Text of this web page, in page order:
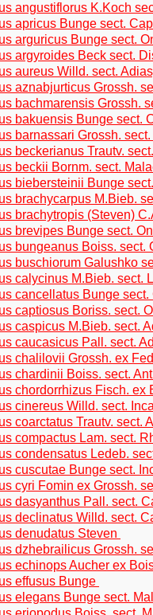
angustiflorus K.Koch
apricus Bunge sect.
arguricus Bunge sect.
argyroides Beck sect.
aureus Willd. sect.
aznabjurticus Grossh.
bachmarensis Grossh.
bakuensis Bunge sect.
barnassari Grossh.
beckerianus Trautv.
beckii Bornm. sect.
biebersteinii Bunge
brachycarpus M.Bieb.
brachytropis (Steven)
brevipes Bunge sect.
bungeanus Boiss. sect.
buschiorum Galushko
calycinus M.Bieb. sect.
cancellatus Bunge
captiosus Boriss. sect.
caspicus M.Bieb. sect.
caucasicus Pall. sect.
chalilovii Grossh. ex
chardinii Boiss. sect.
chordorrhizus Fisch. ex
cinereus Willd. sect.
coarctatus Trautv. sect.
compactus Lam. sect.
condensatus Ledeb.
cuscutae Bunge sect.
cyri Fomin ex Grossh.
dasyanthus Pall. sect.
declinatus Willd. sect.
denudatus Steven
dzhebrailicus Grossh.
echinops Aucher ex
effusus Bunge
elegans Bunge sect.